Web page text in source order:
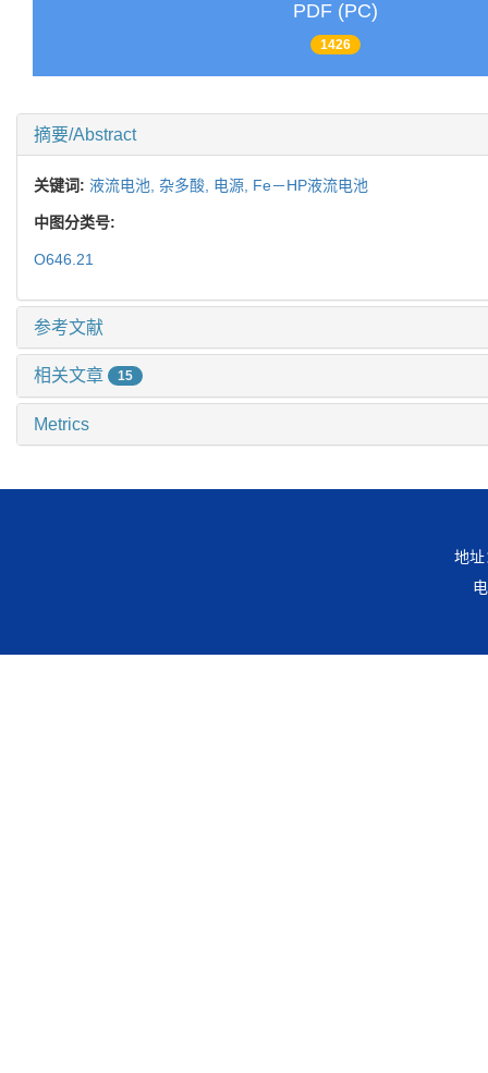
PDF (PC)
1426
摘要/Abstract
关键词: 液流电池, 杂多酸, 电源, Fe－HP液流电池
中图分类号:
O646.21
参考文献
相关文章 15
Metrics
地